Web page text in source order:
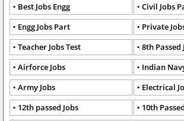
Best Jobs Engg
Civil Jobs
Engg Jobs Part
Private
Teacher Jobs Test
8th Passed
Airforce Jobs
Indian
Army Jobs
Electrical
12th passed Jobs
10th